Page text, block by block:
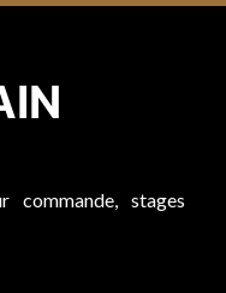
commande, stages